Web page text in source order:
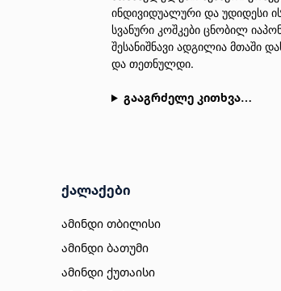
ინდივიდუალური და უდიდესი
სვანური კოშკები ცნობილ
შესანიშნავი ადგილია მთაში
და თეთნულდი.
გააგრძელე კითხვა…
ქალაქები
ამინდი თბილისი
ამინდი ბათუმი
ამინდი ქუთაისი